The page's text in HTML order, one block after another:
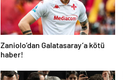
Zaniolo’dan Galatasaray’a kötü
haber!